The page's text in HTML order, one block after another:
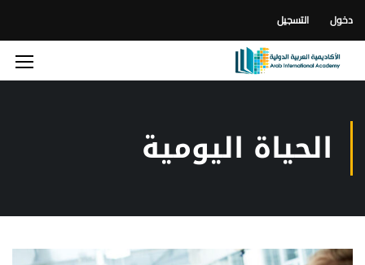
دخول التسجيل
الحياة اليومية